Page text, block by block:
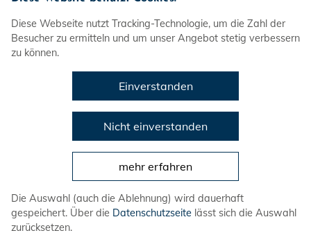
Wenn Sie den auf der Website angebotenen
Newsletter beziehen möchten, benötigen wir von
Ihnen eine E-Mail-Adresse sowie Informationen,
welche uns die Überprüfung gestatten, dass Sie
der Inhaber der angegebenen E-Mail-Adresse
sind und mit dem Empfang des Newsletters
Daten verwenden wir ausschließlich für den
Versand der angeforderten Informationen und
geben diese nicht an Dritte weiter.
Die Verarbeitung der in das
Diese Webseite nutzt Tracking-Technologie, um die Zahl der
Besucher zu ermitteln und um unser Angebot stetig verbessern
zu können.
Einverstanden
Nicht einverstanden
mehr erfahren
Die Auswahl (auch die Ablehnung) wird dauerhaft
gespeichert. Über die Datenschutzseite lässt sich die Auswahl
zurücksetzen.